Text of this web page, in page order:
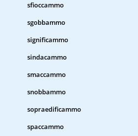
sfioccammo
sgobbammo
significammo
sindacammo
smaccammo
snobbammo
sopraedificammo
spaccammo